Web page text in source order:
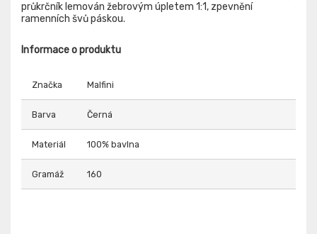
průkrčník lemován žebrovým úpletem 1:1, zpevnění
ramenních švů páskou.
Informace o produktu
Značka Malfini
Barva Černá
Materiál 100% bavlna
Gramáž 160